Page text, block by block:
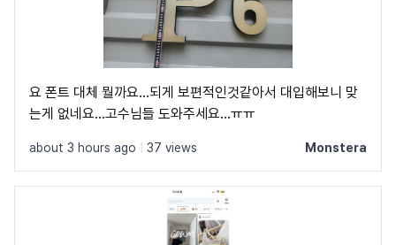
요 폰트 대체 뭘까요...되게 보편적인것같아서 대입해보니 맞
는게 없네요...고수님들 도와주세요...ㅠㅠ
about 3 hours ago 37 views Monstera